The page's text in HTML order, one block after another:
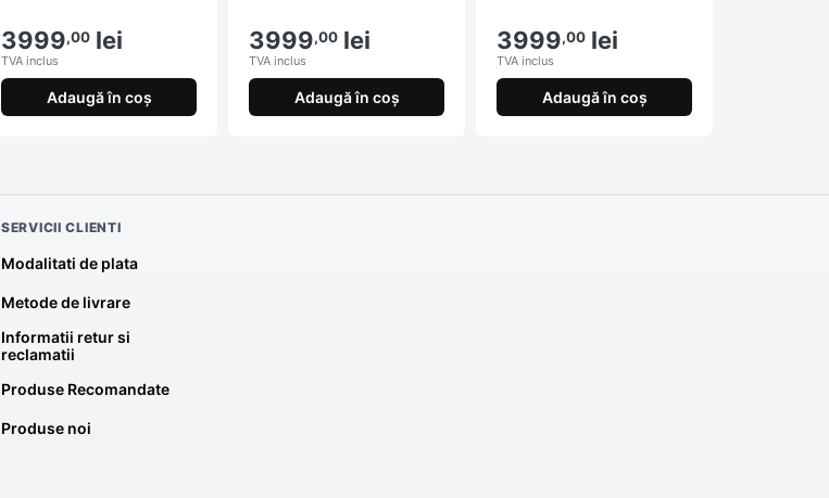
3999,00 lei
TVA inclus
Adaugă în coș
3999,00 lei
TVA inclus
Adaugă în coș
3999,00 lei
TVA inclus
Adaugă în coș
SERVICII CLIENTI
Modalitati de plata
Metode de livrare
Informatii retur si
reclamatii
Produse Recomandate
Produse noi